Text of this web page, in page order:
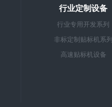
行业定制设备
行业专用开发系列
非标定制贴标机系列
高速贴标机设备